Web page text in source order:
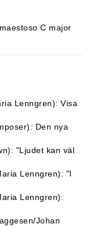
C major
Lenngren): Visa
Den nya
"Ljudet kan väl
Lenngren): "I
Lenngren):
Johan